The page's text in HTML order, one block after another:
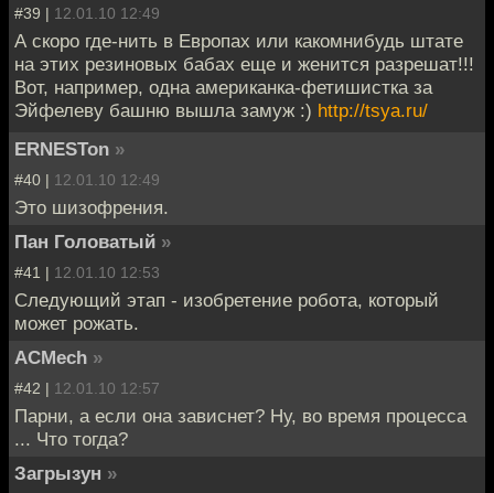
#39 | 12.01.10 12:49
А скоро где-нить в Европах или какомнибудь штате
на этих резиновых бабах еще и женится разрешат!!!
Вот, например, одна американка-фетишистка за
Эйфелеву башню вышла замуж :) http://tsya.ru/
ERNESTon »
#40 | 12.01.10 12:49
Это шизофрения.
Пан Головатый »
#41 | 12.01.10 12:53
Следующий этап - изобретение робота, который
может рожать.
ACMech »
#42 | 12.01.10 12:57
Парни, а если она зависнет? Ну, во время процесса
... Что тогда?
Загрызун »